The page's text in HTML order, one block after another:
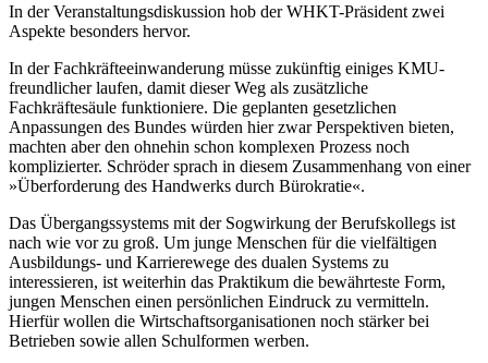
In der Veranstaltungsdiskussion hob der WHKT-Präsident zwei
Aspekte besonders hervor.
In der Fachkräfteeinwanderung müsse zukünftig einiges KMU-
freundlicher laufen, damit dieser Weg als zusätzliche
Fachkräftesäule funktioniere. Die geplanten gesetzlichen
Anpassungen des Bundes würden hier zwar Perspektiven bieten,
machten aber den ohnehin schon komplexen Prozess noch
komplizierter. Schröder sprach in diesem Zusammenhang von einer
»Überforderung des Handwerks durch Bürokratie«.
Das Übergangssystems mit der Sogwirkung der Berufskollegs ist
nach wie vor zu groß. Um junge Menschen für die vielfältigen
Ausbildungs- und Karrierewege des dualen Systems zu
interessieren, ist weiterhin das Praktikum die bewährteste Form,
jungen Menschen einen persönlichen Eindruck zu vermitteln.
Hierfür wollen die Wirtschaftsorganisationen noch stärker bei
Betrieben sowie allen Schulformen werben.